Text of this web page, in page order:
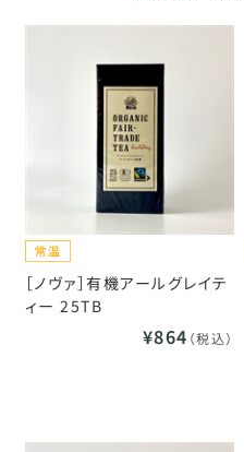
［ノヴァ］有機アールグレイテ
ィー 25TB
¥864 （税込）